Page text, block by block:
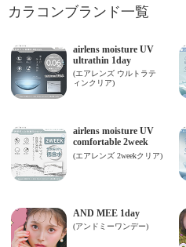
カラコンブランド一覧